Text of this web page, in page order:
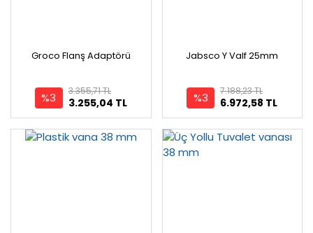
Groco Flanş Adaptörü
%3 3.255,04 TL
3.355,71 TL
Jabsco Y Valf 25mm
%3 6.972,58 TL
7.188,23 TL